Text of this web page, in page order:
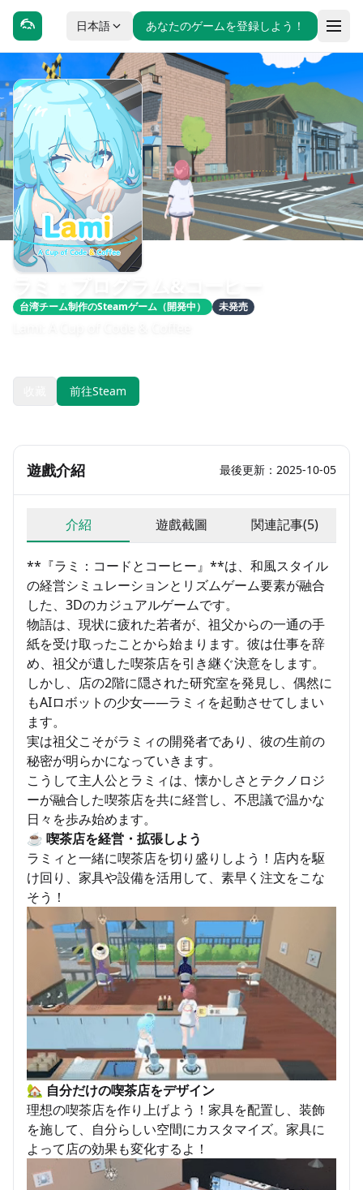
日本語 あなたのゲームを登録しよう！
台湾チーム制作のSteamゲーム（開発中） 未発売
前往Steam
遊戲介紹 最後更新：2025-10-05
介紹 遊戲截圖 関連記事(5)
**『ラミ：コードとコーヒー』**は、和風スタイル
の経営シミュレーションとリズムゲーム要素が融合
した、3Dのカジュアルゲームです。
物語は、現状に疲れた若者が、祖父からの一通の手
紙を受け取ったことから始まります。彼は仕事を辞
め、祖父が遺した喫茶店を引き継ぐ決意をします。
しかし、店の2階に隠された研究室を発見し、偶然に
もAIロボットの少女――ラミィを起動させてしまい
ます。
実は祖父こそがラミィの開発者であり、彼の生前の
秘密が明らかになっていきます。
こうして主人公とラミィは、懐かしさとテクノロジ
ーが融合した喫茶店を共に経営し、不思議で温かな
日々を歩み始めます。
☕ 喫茶店を経営・拡張しよう
ラミィと一緒に喫茶店を切り盛りしよう！店内を駆
け回り、家具や設備を活用して、素早く注文をこな
そう！
🏡 自分だけの喫茶店をデザイン
理想の喫茶店を作り上げよう！家具を配置し、装飾
を施して、自分らしい空間にカスタマイズ。家具に
よって店の効果も変化するよ！